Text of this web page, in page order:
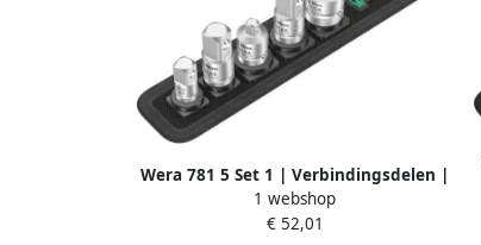
Wera 781 5 Set 1 | Verbindingsdelen |
6-delig 05042680001
1 webshop
€ 52,01